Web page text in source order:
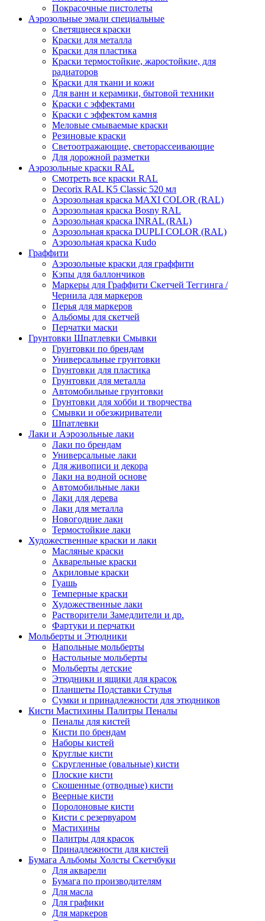
Покрасочные пистолеты
Аэрозольные эмали специальные
Светящиеся краски
Краски для металла
Краски для пластика
Краски термостойкие, жаростойкие, для
радиаторов
Краски для ткани и кожи
Для ванн и керамики, бытовой техники
Краски с эффектами
Краски с эффектом камня
Меловые смываемые краски
Резиновые краски
Светоотражающие, светорассеивающие
Для дорожной разметки
Аэрозольные краски RAL
Смотреть все краски RAL
Decorix RAL K5 Classic 520 мл
Аэрозольная краска MAXI COLOR (RAL)
Аэрозольная краска Bosny RAL
Аэрозольная краска INRAL (RAL)
Аэрозольная краска DUPLI COLOR (RAL)
Аэрозольная краска Kudo
Граффити
Аэрозольные краски для граффити
Кэпы для баллончиков
Маркеры для Граффити Скетчей Теггинга /
Чернила для маркеров
Перья для маркеров
Альбомы для скетчей
Перчатки маски
Грунтовки Шпатлевки Смывки
Грунтовки по брендам
Универсальные грунтовки
Грунтовки для пластика
Грунтовки для металла
Автомобильные грунтовки
Грунтовки для хобби и творчества
Смывки и обезжириватели
Шпатлевки
Лаки и Аэрозольные лаки
Лаки по брендам
Универсальные лаки
Для живописи и декора
Лаки на водной основе
Автомобильные лаки
Лаки для дерева
Лаки для металла
Новогодние лаки
Термостойкие лаки
Художественные краски и лаки
Масляные краски
Акварельные краски
Акриловые краски
Гуашь
Темперные краски
Художественные лаки
Растворители Замедлители и др.
Фартуки и перчатки
Мольберты и Этюдники
Напольные мольберты
Настольные мольберты
Мольберты детские
Этюдники и ящики для красок
Планшеты Подставки Стулья
Сумки и принадлежности для этюдников
Кисти Мастихины Палитры Пеналы
Пеналы для кистей
Кисти по брендам
Наборы кистей
Круглые кисти
Скругленные (овальные) кисти
Плоские кисти
Скошенные (отводные) кисти
Веерные кисти
Поролоновые кисти
Кисти с резервуаром
Мастихины
Палитры для красок
Принадлежности для кистей
Бумага Альбомы Холсты Скетчбуки
Для акварели
Бумага по производителям
Для масла
Для графики
Для маркеров